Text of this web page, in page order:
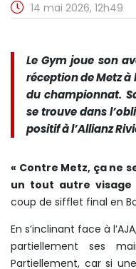
14 mai 2026, 12h49
Le Gym joue son
réception de Metz à
du championnat.
se trouve dans
positif à l’Allianz
« Contre Metz, ça ne
un tout autre visage
coup de sifflet final en
En s’inclinant face à
partiellement ses
Partiellement, car si